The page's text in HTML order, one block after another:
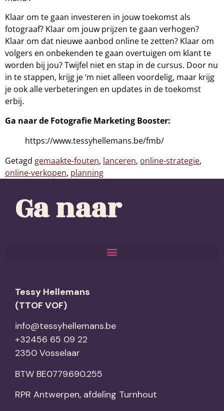
Klaar om te gaan investeren in jouw toekomst als
fotograaf? Klaar om jouw prijzen te gaan verhogen?
Klaar om dat nieuwe aanbod online te zetten? Klaar om
volgers en onbekenden te gaan overtuigen om klant te
worden bij jou? Twijfel niet en stap in de cursus. Door nu
in te stappen, krijg je ‘m niet alleen voordelig, maar krijg
je ook alle verbeteringen en updates in de toekomst
erbij.
Ga naar de Fotografie Marketing Booster:
https://www.tessyhellemans.be/fmb/
Getagd gemaakte-fouten, lanceren, online-strategie,
online-verkopen, planning
Ga naar
Tessy Hellemans
(TTOF VOF)
info@tessyhellemans.be
‭+32456 65 09 22‬
2350 Vosselaar
BTW BE0779.690.255
RPR Antwerpen, afdeling Turnhout